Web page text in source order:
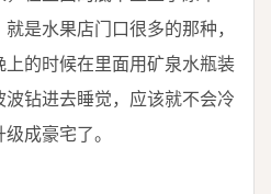
是水果店门口很多的那种，
的时候在里面用矿泉水瓶装
钻进去睡觉，应该就不会冷
成豪宅了。